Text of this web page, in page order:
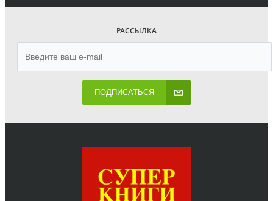
РАССЫЛКА
ПОДПИСАТЬСЯ